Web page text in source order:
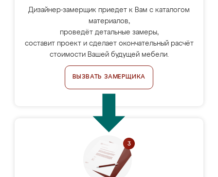
Дизайнер-замерщик приедет к Вам с каталогом
материалов,
проведёт детальные замеры,
составит проект и сделает окончательный расчёт
стоимости Вашей будущей мебели.
ВЫЗВАТЬ ЗАМЕРЩИКА